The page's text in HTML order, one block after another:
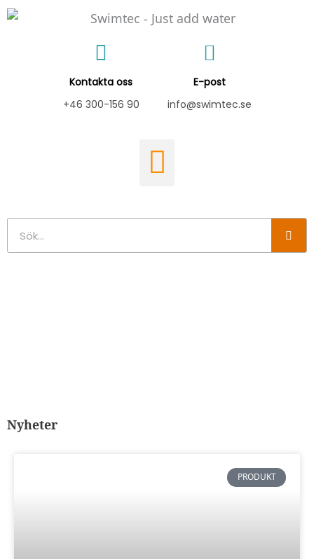
Hoppa
Kontakta oss
+46 300-156 90
E-post
info@swimtec.se
Nyheter
PRODUKT